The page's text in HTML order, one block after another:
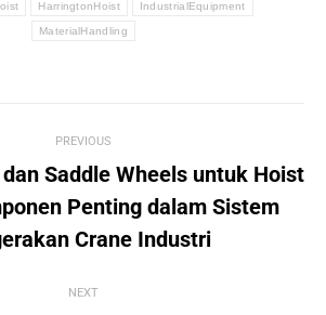
HarringtonHoist IndustrialEquipment
MaterialHandling
PREVIOUS
Previous
Saddle Wheels untuk Hoist
Penting dalam Sistem
Crane Industri
NEXT